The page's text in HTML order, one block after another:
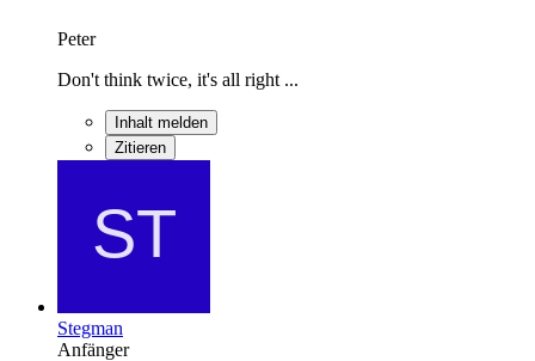
Peter
Don't think twice, it's all right ...
Inhalt melden
Zitieren
Stegman
Anfänger